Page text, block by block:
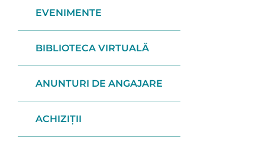
EVENIMENTE
BIBLIOTECA VIRTUALĂ
ANUNTURI DE ANGAJARE
ACHIZIȚII